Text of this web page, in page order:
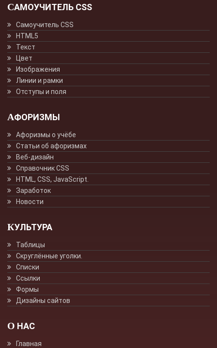
САМОУЧИТЕЛЬ CSS
Самоучитель CSS
HTML5
Текст
Цвет
Изображения
Линии и рамки
Отступы и поля
АФОРИЗМЫ
Афоризмы о учёбе
Статьи об афоризмах
Веб-дизайн
Справочник CSS
HTML, CSS, JavaScript.
Заработок
Новости
КУЛЬТУРА
Таблицы
Скруглённые уголки.
Списки
Ссылки
Формы
Дизайны сайтов
О НАС
Главная